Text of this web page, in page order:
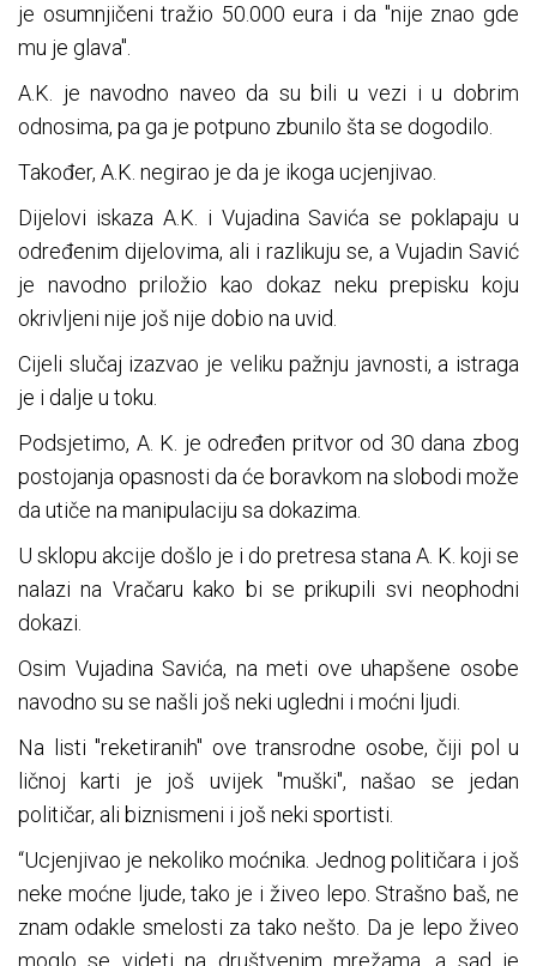
je osumnjičeni tražio 50.000 eura i da "nije znao gde
mu je glava".
A.K. je navodno naveo da su bili u vezi i u dobrim
odnosima, pa ga je potpuno zbunilo šta se dogodilo.
Također, A.K. negirao je da je ikoga ucjenjivao.
Dijelovi iskaza A.K. i Vujadina Savića se poklapaju u
određenim dijelovima, ali i razlikuju se, a Vujadin Savić
je navodno priložio kao dokaz neku prepisku koju
okrivljeni nije još nije dobio na uvid.
Cijeli slučaj izazvao je veliku pažnju javnosti, a istraga
je i dalje u toku.
Podsjetimo, A. K. je određen pritvor od 30 dana zbog
postojanja opasnosti da će boravkom na slobodi može
da utiče na manipulaciju sa dokazima.
U sklopu akcije došlo je i do pretresa stana A. K. koji se
nalazi na Vračaru kako bi se prikupili svi neophodni
dokazi.
Osim Vujadina Savića, na meti ove uhapšene osobe
navodno su se našli još neki ugledni i moćni ljudi.
Na listi "reketiranih" ove transrodne osobe, čiji pol u
ličnoj karti je još uvijek "muški", našao se jedan
političar, ali biznismeni i još neki sportisti.
“Ucjenjivao je nekoliko moćnika. Jednog političara i još
neke moćne ljude, tako je i živeo lepo. Strašno baš, ne
znam odakle smelosti za tako nešto. Da je lepo živeo
moglo se videti na društvenim mrežama, a sad je